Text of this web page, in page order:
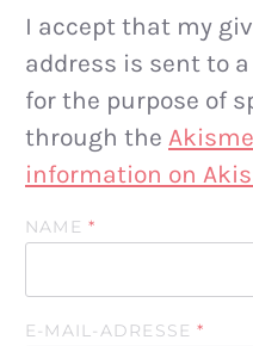
I accept that my
address is sent to
for the purpose of
through the
information on
NAME*
E-MAIL-ADRESSE*